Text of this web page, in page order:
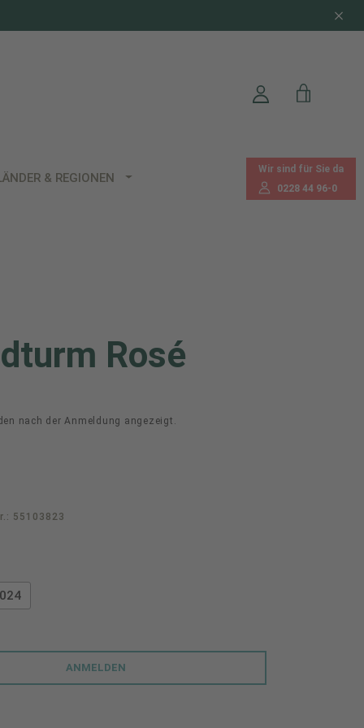
& REGIONEN
Wir sind für Sie da
0228 44 96-0
Rosé
nach der Anmeldung angezeigt.
55103823
ANMELDEN